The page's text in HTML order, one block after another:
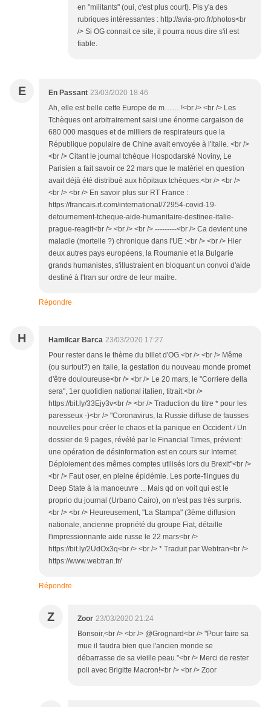
en "militants" (oui, c'est plus court). Pis y'a des
rubriques intéressantes : http://avia-pro.fr/photos<br
/> Si OG connait ce site, il pourra nous dire s'il est
fiable.
E En Passant 23/03/2020 18:46
Ah, elle est belle cette Europe de m…… !<br /> <br /> Les
Tchèques ont arbitrairement saisi une énorme cargaison de
680 000 masques et de milliers de respirateurs que la
République populaire de Chine avait envoyée à l'Italie. <br />
<br /> Citant le journal tchèque Hospodarské Noviny, Le
Parisien a fait savoir ce 22 mars que le matériel en question
avait déjà été distribué aux hôpitaux tchèques.<br /> <br />
<br /> <br /> En savoir plus sur RT France :
https://francais.rt.com/international/72954-covid-19-
detournement-tcheque-aide-humanitaire-destinee-italie-
prague-reagit<br /> <br /> <br /> ---------<br /> Ca devient une
maladie (mortelle ?) chronique dans l'UE :<br /> <br /> Hier
deux autres pays européens, la Roumanie et la Bulgarie
grands humanistes, s'illustraient en bloquant un convoi d'aide
destiné à l'Iran sur ordre de leur maitre.
Répondre
H Hamilcar Barca 23/03/2020 17:27
Pour rester dans le thème du billet d'OG.<br /> <br /> Même
(ou surtout?) en Italie, la gestation du nouveau monde promet
d'être douloureuse<br /> <br /> Le 20 mars, le "Corriere della
sera", 1er quotidien national italien, titrait:<br />
https://bit.ly/33Ejy3v<br /> <br /> Traduction du titre * pour les
paresseux -)<br /> "Coronavirus, la Russie diffuse de fausses
nouvelles pour créer le chaos et la panique en Occident / Un
dossier de 9 pages, révélé par le Financial Times, prévient:
une opération de désinformation est en cours sur Internet.
Déploiement des mêmes comptes utilisés lors du Brexit"<br />
<br /> Faut oser, en pleine épidémie. Les porte-flingues du
Deep State à la manoeuvre ... Mais qd on voit qui est le
proprio du journal (Urbano Cairo), on n'est pas très surpris.
<br /> <br /> Heureusement, "La Stampa" (3ème diffusion
nationale, ancienne propriété du groupe Fiat, détaille
l'impressionnante aide russe le 22 mars<br />
https://bit.ly/2UdOx3q<br /> <br /> * Traduit par Webtran<br />
https://www.webtran.fr/
Répondre
Z Zoor 23/03/2020 21:24
Bonsoir,<br /> <br /> @Grognard<br /> "Pour faire sa
mue il faudra bien que l'ancien monde se
débarrasse de sa vieille peau."<br /> Merci de rester
poli avec Brigitte Macron!<br /> <br /> Zoor